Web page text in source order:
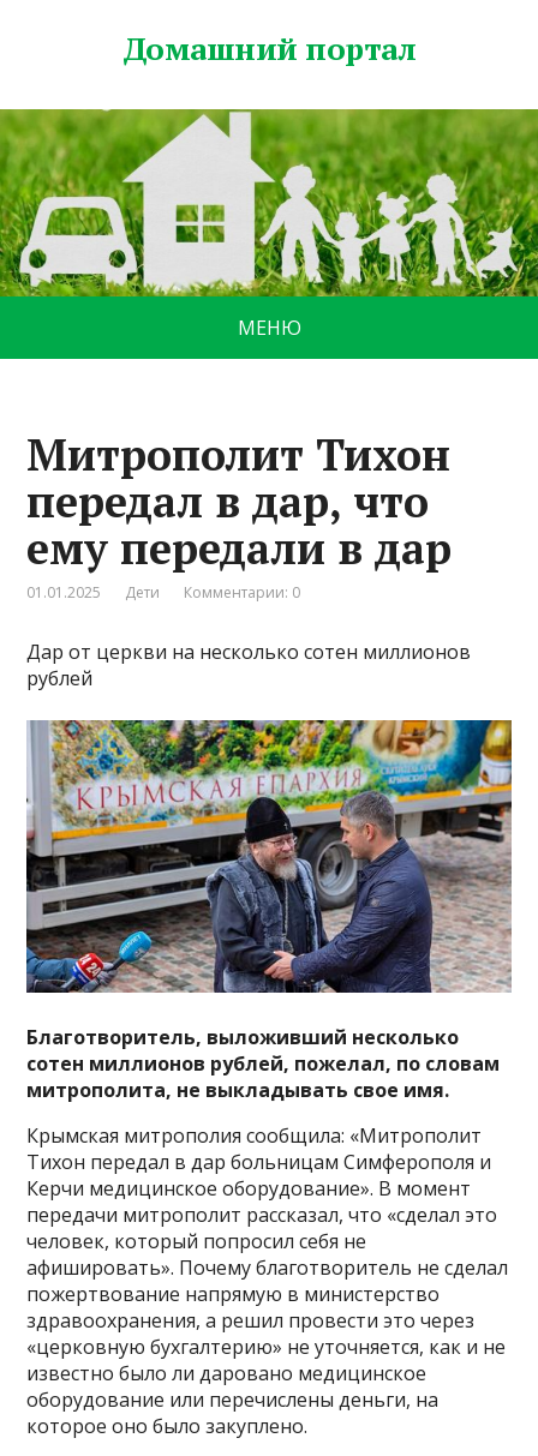
Домашний портал
МЕНЮ
Митрополит Тихон
передал в дар, что
ему передали в дар
01.01.2025 Дети Комментарии: 0
Дар от церкви на несколько сотен миллионов
рублей
Благотворитель, выложивший несколько
сотен миллионов рублей, пожелал, по словам
митрополита, не выкладывать свое имя.
Крымская митрополия сообщила: «Митрополит
Тихон передал в дар больницам Симферополя и
Керчи медицинское оборудование». В момент
передачи митрополит рассказал, что «сделал это
человек, который попросил себя не
афишировать». Почему благотворитель не сделал
пожертвование напрямую в министерство
здравоохранения, а решил провести это через
«церковную бухгалтерию» не уточняется, как и не
известно было ли даровано медицинское
оборудование или перечислены деньги, на
которое оно было закуплено.